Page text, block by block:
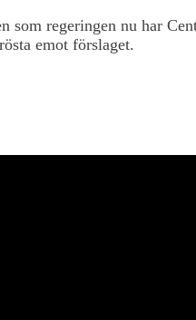
som regeringen nu har
emot förslaget.